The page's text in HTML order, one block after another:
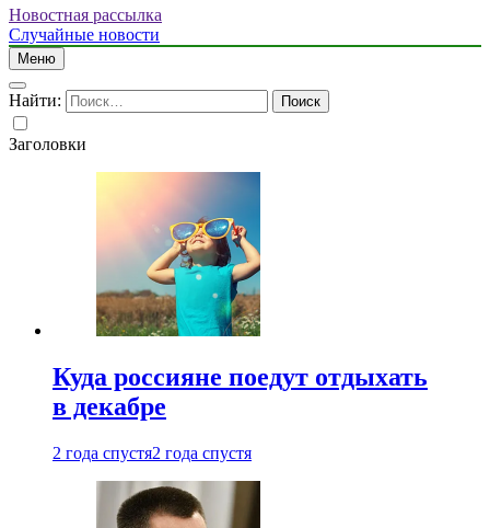
Новостная рассылка
Случайные новости
Меню
Найти:
Заголовки
Куда россияне поедут отдыхать
в декабре
2 года спустя2 года спустя